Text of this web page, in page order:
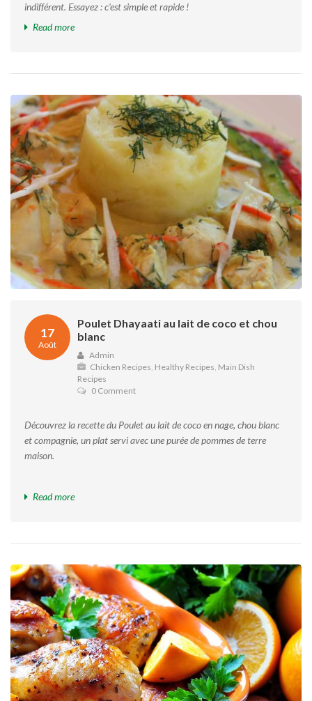
indifférent. Essayez : c'est simple et rapide !
Read more
17
Août
Poulet Dhayaati au lait de coco et chou
blanc
Admin
Chicken Recipes Healthy Recipes Main Dish
Recipes
0 Comment
Découvrez la recette du Poulet au lait de coco en nage, chou blanc
et compagnie, un plat servi avec une purée de pommes de terre
maison.
Read more